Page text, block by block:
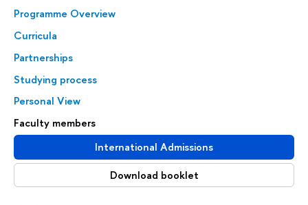
Programme Overview
Curricula
Partnerships
Studying process
Personal View
Faculty members
International Admissions
Download booklet